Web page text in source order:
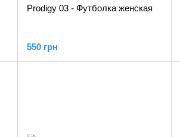
Prodigy 03 - Футболка женская
550 грн